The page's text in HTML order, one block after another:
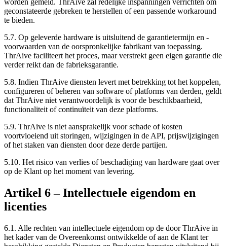
geconstateerde gebreken te herstellen of een passende workaround
te bieden.
5.7. Op geleverde hardware is uitsluitend de garantietermijn en -
voorwaarden van de oorspronkelijke fabrikant van toepassing.
ThrAive faciliteert het proces, maar verstrekt geen eigen garantie die
verder reikt dan de fabrieksgarantie.
5.8. Indien ThrAive diensten levert met betrekking tot het koppelen,
configureren of beheren van software of platforms van derden, geldt
dat ThrAive niet verantwoordelijk is voor de beschikbaarheid,
functionaliteit of continuïteit van deze platforms.
5.9. ThrAive is niet aansprakelijk voor schade of kosten
voortvloeiend uit storingen, wijzigingen in de API, prijswijzigingen
of het staken van diensten door deze derde partijen.
5.10. Het risico van verlies of beschadiging van hardware gaat over
op de Klant op het moment van levering.
Artikel 6–Intellectuele eigendom en
licenties
6.1. Alle rechten van intellectuele eigendom op de door ThrAive in
het kader van de Overeenkomst ontwikkelde of aan de Klant ter